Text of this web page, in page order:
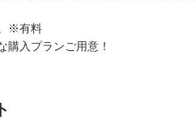
※有料
購入プランご用意！